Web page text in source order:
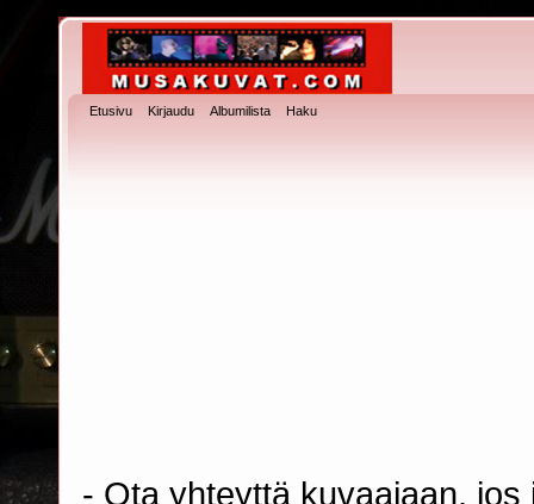
Etusivu Kirjaudu Albumilista Haku
- Ota yhteyttä kuvaajaan,